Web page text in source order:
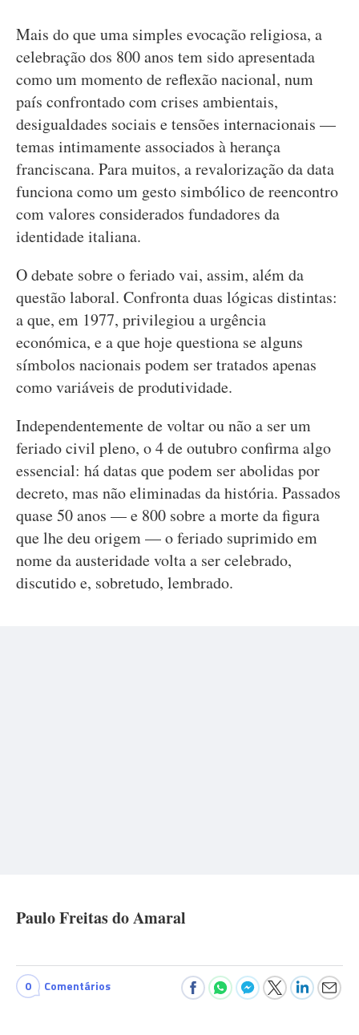
Mais do que uma simples evocação religiosa, a
celebração dos 800 anos tem sido apresentada
como um momento de reflexão nacional, num
país confrontado com crises ambientais,
desigualdades sociais e tensões internacionais —
temas intimamente associados à herança
franciscana. Para muitos, a revalorização da data
funciona como um gesto simbólico de reencontro
com valores considerados fundadores da
identidade italiana.
O debate sobre o feriado vai, assim, além da
questão laboral. Confronta duas lógicas distintas:
a que, em 1977, privilegiou a urgência
económica, e a que hoje questiona se alguns
símbolos nacionais podem ser tratados apenas
como variáveis de produtividade.
Independentemente de voltar ou não a ser um
feriado civil pleno, o 4 de outubro confirma algo
essencial: há datas que podem ser abolidas por
decreto, mas não eliminadas da história. Passados
quase 50 anos — e 800 sobre a morte da figura
que lhe deu origem — o feriado suprimido em
nome da austeridade volta a ser celebrado,
discutido e, sobretudo, lembrado.
Paulo Freitas do Amaral
0 Comentários